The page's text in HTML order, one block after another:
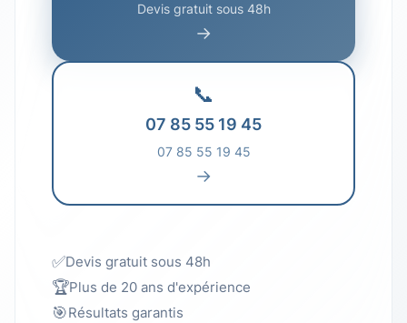
Devis gratuit sous 48h
→
📞
07 85 55 19 45
07 85 55 19 45
→
✅Devis gratuit sous 48h
🏆Plus de 20 ans d'expérience
🎯Résultats garantis